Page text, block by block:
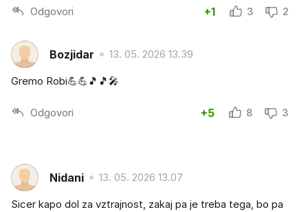
Odgovori +1 3 2
Bozjidar 13. 05. 2026 13.39
Gremo Robi💪💪🎵🎵🎤
Odgovori +5 8 3
Nidani 13. 05. 2026 13.07
Sicer kapo dol za vztrajnost, zakaj pa je treba tega, bo pa